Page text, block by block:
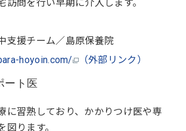
訪問を行い早期に介入します。
支援チーム／島原保養院
hoyoin.com/
（外部リンク）
ート医
に習熟しており、かかりつけ医や専
図ります。